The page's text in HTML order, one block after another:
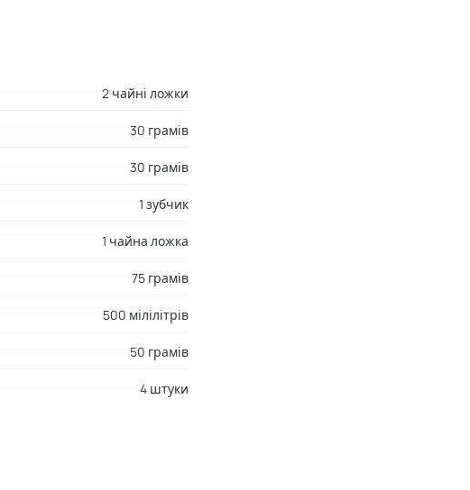
2 чайні ложки
30 грамів
30 грамів
1 зубчик
1 чайна ложка
75 грамів
500 мілілітрів
50 грамів
4 штуки